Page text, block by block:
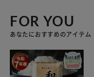
FOR YOU
あなたにおすすめのアイテム